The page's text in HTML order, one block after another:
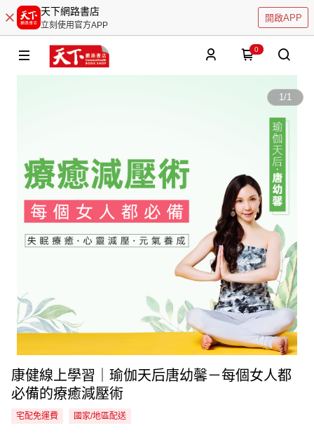
天下網路書店
立刻使用官方APP
開啟APP
0
1/1
康健線上學習｜瑜伽天后唐幼馨－每個女人都
必備的療癒減壓術
宅配免運費 國家/地區配送